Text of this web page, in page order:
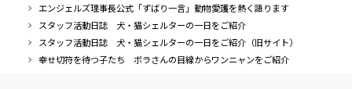
エンジェルズ理事長公式「ずばり一言」動物愛護を熱く語ります
スタッフ活動日誌 犬・猫シェルターの一日をご紹介
スタッフ活動日誌 犬・猫シェルターの一日をご紹介（旧サイト）
幸せ切符を待つ子たち ボラさんの目線からワンニャンをご紹介